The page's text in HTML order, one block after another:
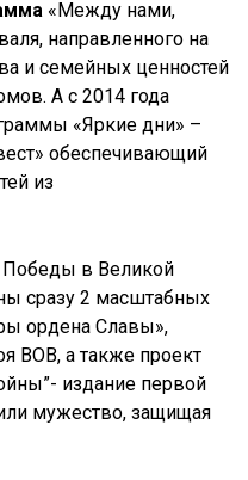
«Между нами,
направленного на
и семейных ценностей
А с 2014 года
«Яркие дни» –
обеспечивающий
из
Победы в Великой
сразу 2 масштабных
ордена Славы»,
ВОВ, а также проект
издание первой
мужество, защищая